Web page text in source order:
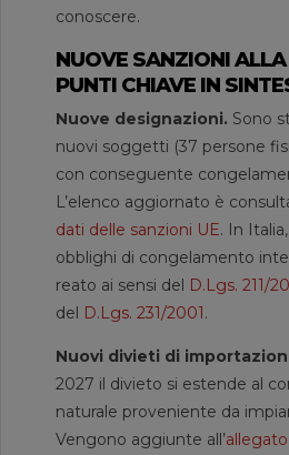
conoscere.
NUOVE SANZIONI
PUNTI CHIAVE IN
Nuove designazioni. Sono
nuovi soggetti (37 persone
con conseguente
L’elenco aggiornato è
dati delle sanzioni UE. In
obblighi di congelamento
reato ai sensi del D.Lgs. 211/
del D.Lgs. 231/2001.
Nuovi divieti di
2027 il divieto si estende al
naturale proveniente da
Vengono aggiunte all’allegato